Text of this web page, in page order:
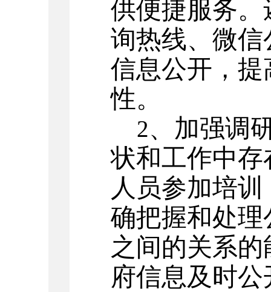
供便捷服务
询热线、微
信息公开，
性。
2、加强调
状和工作中
人员参加培
确把握和处
之间的关系
府信息及时